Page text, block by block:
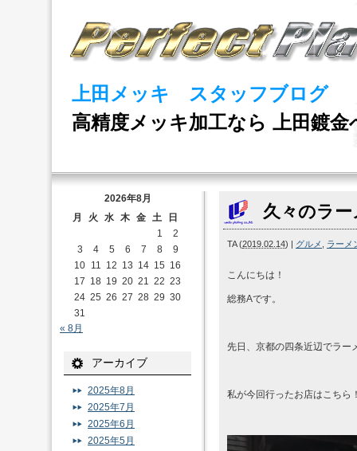
上田メッキ スタッフブログ
高精度メッキ加工なら 上田鍍金
久々のラ
TA(2019.02.14) | グルメ ラーメ
こんにちは！
総務Aです。
先日、京都の四条近辺でラー
私が今回行ったお店はこちら
2026年8月
月
火 水 木 金 土
日
1
2
3
4 5 6 7 8
9
10 11 12 13 14 15 16
17 18 19 20 21 22 23
24 25 26 27 28 29 30
31
« 8月
アーカイブ
2025年8月
2025年7月
2025年6月
2025年5月